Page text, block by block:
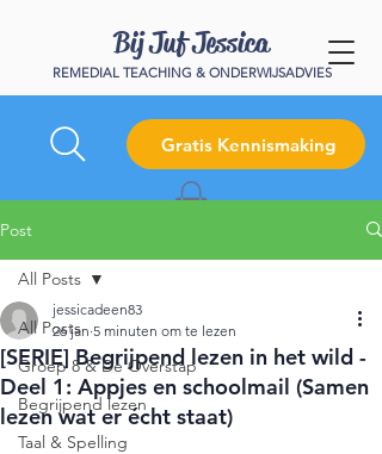
Bij Juf Jessica
REMEDIAL TEACHING & ONDERWIJSADVIES
Gratis Kennismaking
Post
All Posts
Groep 8 & De Overstap
Begrijpend lezen
Taal & Spelling
All Posts
[SERIE] Begrijpend lezen in het wild -
Deel 1: Appjes en schoolmail (Samen
lezen wat er écht staat)
jessicadeen83
26 jan 5 minuten om te lezen